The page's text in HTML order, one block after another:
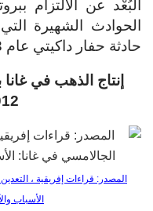
البُعْد عن الالتزام
الحوادث الشهيرة
حادثة حفار داكيتي عام 2013م.
إنتاج الذهب في
المصدر: قراءات إفريقية ،
الأسباب